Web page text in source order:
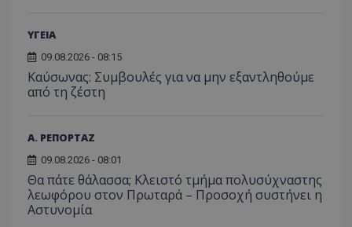
ΥΓΕΙΑ
09.08.2026 - 08:15
Kαύσωνας: Συμβουλές για να μην εξαντληθούμε
από τη ζέστη
Α. ΡΕΠΟΡΤΑΖ
09.08.2026 - 08:01
Θα πάτε θάλασσα; Κλειστό τμήμα πολυσύχναστης
λεωφόρου στον Πρωταρά – Προσοχή συστήνει η
Αστυνομία